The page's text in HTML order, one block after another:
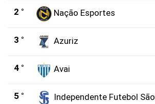
2 ° Nação Esportes
3 ° Azuriz
4 ° Avai
5 °
Independente Futebol São